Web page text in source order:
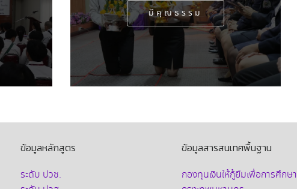
มีคุณธรรม
ข้อมูลหลักสูตร
ระดับ ปวช.
ข้อมูลสารสนเทศพื้นฐาน
กองทุนเงินให้กู้ยืมเพื่อการศึกษา